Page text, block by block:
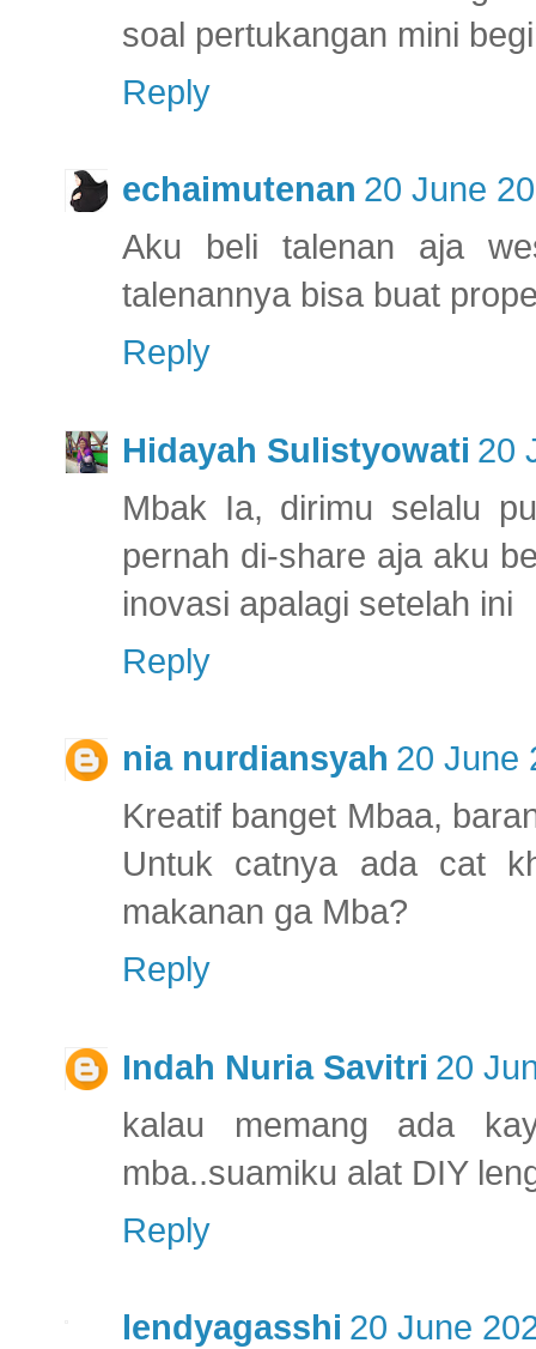
soal pertukangan mini
Reply
echaimutenan 20 June
Aku beli talenan aja
talenannya bisa buat
Reply
Hidayah Sulistyowati 20
Mbak Ia, dirimu selalu
pernah di-share aja aku
inovasi apalagi setelah ini
Reply
nia nurdiansyah 20 June
Kreatif banget Mbaa,
Untuk catnya ada cat
makanan ga Mba?
Reply
Indah Nuria Savitri 20
kalau memang ada
mba..suamiku alat DIY
Reply
lendyagasshi 20 June